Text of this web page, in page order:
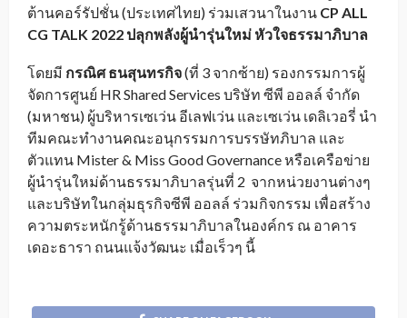
ต้านคอร์รัปชั่น (ประเทศไทย) ร่วมเสวนาในงาน CP ALL
CG TALK 2022 ปลุกพลังผู้นำรุ่นใหม่ หัวใจธรรมาภิบาล
โดยมี กรณิศ ธนสุนทรกิจ(ที่ 3 จากซ้าย) รองกรรมการผู้
จัดการศูนย์ HR Shared Services บริษัท ซีพี ออลล์ จำกัด
(มหาชน) ผู้บริหารเซเว่น อีเลฟเว่น และเซเว่น เดลิเวอรี่ นำ
ทีมคณะทำงานคณะอนุกรรมการบรรษัทภิบาล และ
ตัวแทน Mister & Miss Good Governance หรือเครือข่าย
ผู้นำรุ่นใหม่ด้านธรรมาภิบาลรุ่นที่ 2 จากหน่วยงานต่างๆ
และบริษัทในกลุ่มธุรกิจซีพี ออลล์ ร่วมกิจกรรม เพื่อสร้าง
ความตระหนักรู้ด้านธรรมาภิบาลในองค์กร ณ อาคาร
เดอะธารา ถนนแจ้งวัฒนะ เมื่อเร็วๆ นี้